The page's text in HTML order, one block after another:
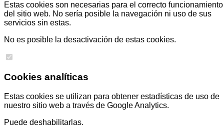
Estas cookies son necesarias para el correcto funcionamiento
del sitio web. No sería posible la navegación ni uso de sus
servicios sin estas.
No es posible la desactivación de estas cookies.
Cookies analíticas
Estas cookies se utilizan para obtener estadísticas de uso de
nuestro sitio web a través de Google Analytics.
Puede deshabilitarlas.